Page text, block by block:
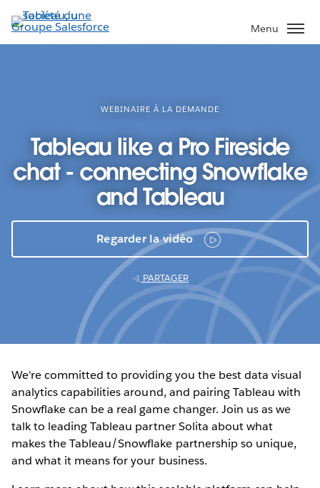
Aller
au
contenu
Menu
WEBINAIRE À LA DEMANDE
Tableau like a Pro Fireside
chat - connecting Snowflake
and Tableau
Regarder la vidéo
PARTAGER
We're committed to providing you the best data visual
analytics capabilities around, and pairing Tableau with
Snowflake can be a real game changer. Join us as we
talk to leading Tableau partner Solita about what
makes the Tableau/Snowflake partnership so unique,
and what it means for your business.